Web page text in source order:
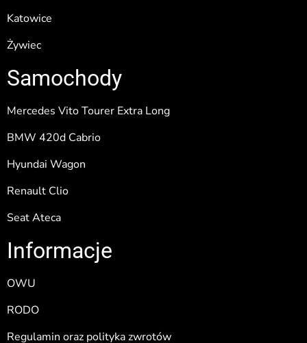
Katowice
Żywiec
Samochody
Mercedes Vito Tourer Extra Long
BMW 420d Cabrio
Hyundai Wagon
Renault Clio
Seat Ateca
Informacje
OWU
RODO
Regulamin oraz polityka zwrotów